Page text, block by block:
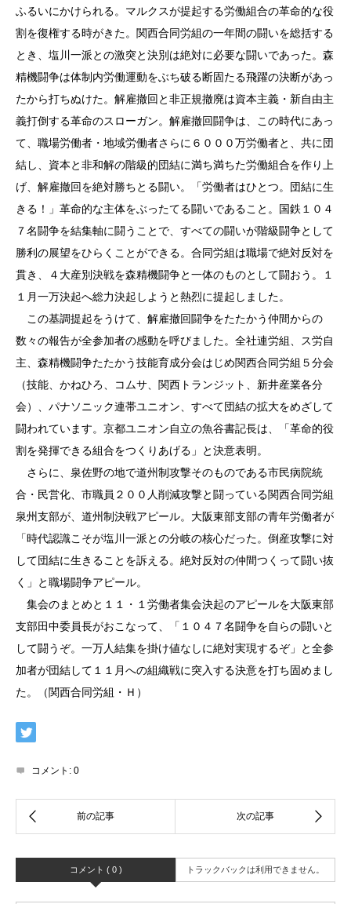
ふるいにかけられる。マルクスが提起する労働組合の革命的な役
割を復権する時がきた。関西合同労組の一年間の闘いを総括する
とき、塩川一派との激突と決別は絶対に必要な闘いであった。森
精機闘争は体制内労働運動をぶち破る断固たる飛躍の決断があっ
たから打ちぬけた。解雇撤回と非正規撤廃は資本主義・新自由主
義打倒する革命のスローガン。解雇撤回闘争は、この時代にあっ
て、職場労働者・地域労働者さらに６０００万労働者と、共に団
結し、資本と非和解の階級的団結に満ち満ちた労働組合を作り上
げ、解雇撤回を絶対勝ちとる闘い。「労働者はひとつ。団結に生
きる！」革命的な主体をぶったてる闘いであること。国鉄１０４
７名闘争を結集軸に闘うことで、すべての闘いが階級闘争として
勝利の展望をひらくことができる。合同労組は職場で絶対反対を
貫き、４大産別決戦を森精機闘争と一体のものとして闘おう。１
１月一万決起へ総力決起しようと熱烈に提起しました。
この基調提起をうけて、解雇撤回闘争をたたかう仲間からの
数々の報告が全参加者の感動を呼びました。全社連労組、ス労自
主、森精機闘争たたかう技能育成分会はじめ関西合同労組５分会
（技能、かねひろ、コムサ、関西トランジット、新井産業各分
会）、パナソニック連帯ユニオン、すべて団結の拡大をめざして
闘われています。京都ユニオン自立の魚谷書記長は、「革命的役
割を発揮できる組合をつくりあげる」と決意表明。
さらに、泉佐野の地で道州制攻撃そのものである市民病院統
合・民営化、市職員２００人削減攻撃と闘っている関西合同労組
泉州支部が、道州制決戦アピール。大阪東部支部の青年労働者が
「時代認識こそが塩川一派との分岐の核心だった。倒産攻撃に対
して団結に生きることを訴える。絶対反対の仲間つくって闘い抜
く」と職場闘争アピール。
集会のまとめと１１・１労働者集会決起のアピールを大阪東部
支部田中委員長がおこなって、「１０４７名闘争を自らの闘いと
して闘うぞ。一万人結集を掛け値なしに絶対実現するぞ」と全参
加者が団結して１１月への組織戦に突入する決意を打ち固めまし
た。（関西合同労組・Ｈ）
コメント: 0
コメント ( 0 ) トラックバックは利用できません。